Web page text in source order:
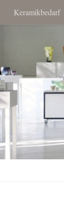
Keramikbedarf